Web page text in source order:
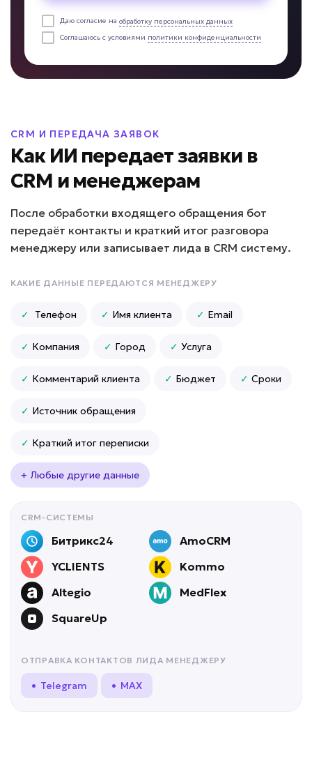
Негативные отзывы остаются без ответа?
ответы, уведомляет о негативе,
формирует отчеты по проблемам
клиентов
• До 100% отзывов обработано вовремя
• До -80% времени сотрудников на
работу с отзывами
• До +20% рейтинга компании за счет
быстрой реакции
Даю согласие на обработку персональных данных
Соглашаюсь с условиями политики конфиденциальности
CRM И ПЕРЕДАЧА ЗАЯВОК
Как ИИ передает заявки в
CRM и менеджерам
После обработки входящего обращения бот
передаёт контакты и краткий итог разговора
менеджеру или записывает лида в CRM систему.
КАКИЕ ДАННЫЕ ПЕРЕДАЮТСЯ МЕНЕДЖЕРУ
✓ Телефон ✓ Имя клиента ✓ Email
✓ Компания ✓ Город ✓ Услуга
✓ Комментарий клиента ✓ Бюджет ✓ Сроки
✓ Источник обращения
✓ Краткий итог переписки
+ Любые другие данные
CRM-СИСТЕМЫ
Битрикс24
AmoCRM
YCLIENTS
Kommo
Altegio
MedFlex
SquareUp
ОТПРАВКА КОНТАКТОВ ЛИДА МЕНЕДЖЕРУ
• Telegram • MAX